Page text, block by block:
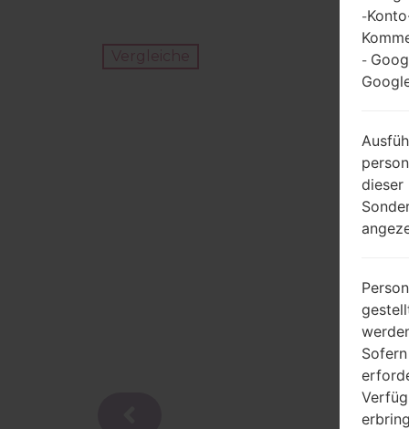
Vergleiche
-
-
dieser